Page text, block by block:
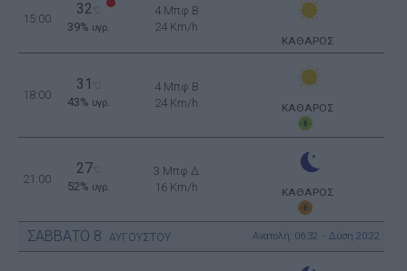
15:00
32
39% υγρ.
4 Μπφ B
24 Km/h
ΚΑΘΑΡΟΣ
18:00
31
43% υγρ.
4 Μπφ B
24 Km/h
ΚΑΘΑΡΟΣ
21:00
27
52% υγρ.
3 Μπφ Δ
16 Km/h
ΚΑΘΑΡΟΣ
ΣΑΒΒΑΤΟ 8 ΑΥΓΟΥΣΤΟΥ Ανατολή: 06:32 - Δύση 20:22